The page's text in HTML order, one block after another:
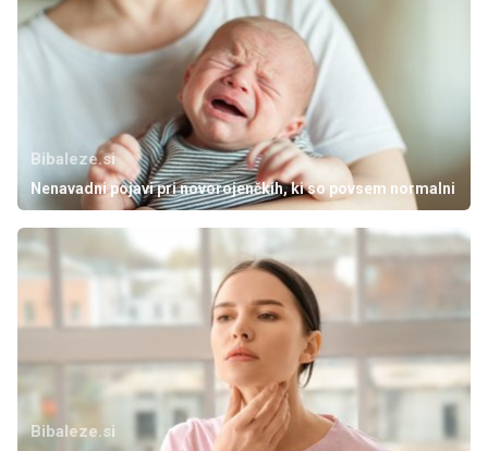
Bibaleze.si
Nenavadni pojavi pri novorojenčkih, ki so povsem normalni
Bibaleze.si